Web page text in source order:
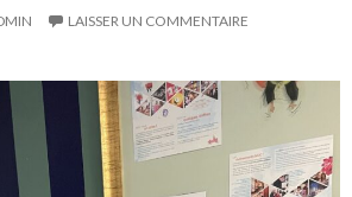
LAISSER UN COMMENTAIRE